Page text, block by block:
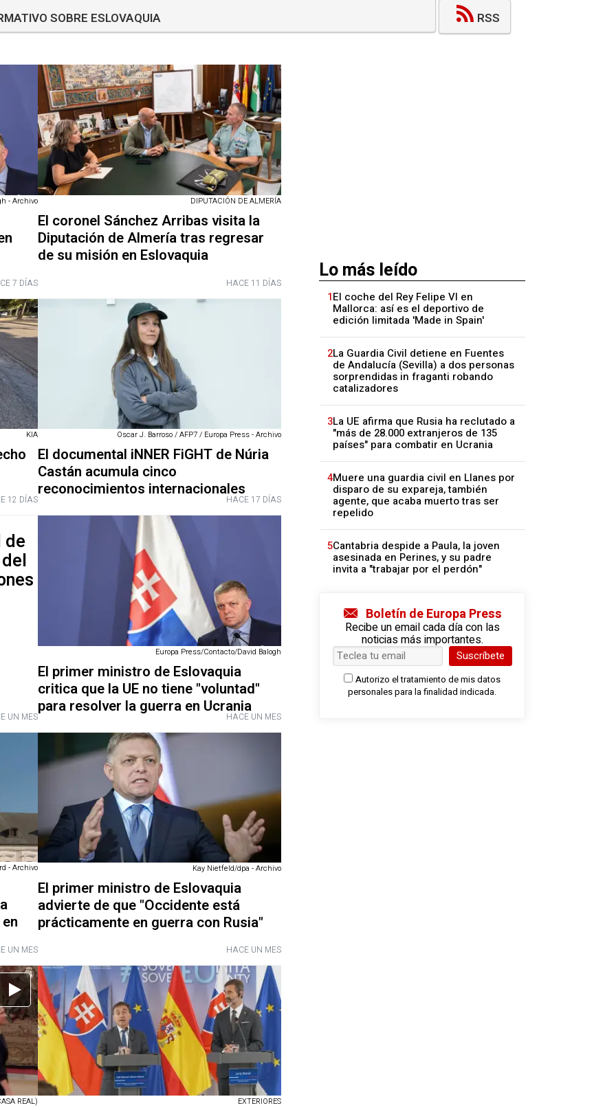
SOBRE ESLOVAQUIA RSS
- Archivo
7 DÍAS
DIPUTACIÓN DE ALMERÍA
El coronel Sánchez Arribas visita la
Diputación de Almería tras regresar
de su misión en Eslovaquia
HACE 11 DÍAS
KIA
12 DÍAS
Oscar J. Barroso / AFP7 / Europa Press - Archivo
El documental iNNER FiGHT de Núria
Castán acumula cinco
reconocimientos internacionalesHACE 17 DÍAS
de
UN MES
Europa Press/Contacto/David Balogh
El primer ministro de Eslovaquia
critica que la UE no tiene "voluntad"
para resolver la guerra en UcraniaHACE UN MES
- Archivo
UN MES
Kay Nietfeld/dpa - Archivo
El primer ministro de Eslovaquia
advierte de que "Occidente está
prácticamente en guerra con Rusia"
HACE UN MES
REAL) EXTERIORES
Lo más leído
1El coche del Rey Felipe VI en
Mallorca: así es el deportivo de
edición limitada 'Made in Spain'
2La Guardia Civil detiene en Fuentes
de Andalucía (Sevilla) a dos personas
sorprendidas in fraganti robando
catalizadores
3La UE afirma que Rusia ha reclutado a
"más de 28.000 extranjeros de 135
países" para combatir en Ucrania
4Muere una guardia civil en Llanes por
disparo de su expareja, también
agente, que acaba muerto tras ser
repelido
5Cantabria despide a Paula, la joven
asesinada en Perines, y su padre
invita a "trabajar por el perdón"
Boletín de Europa Press
Recibe un email cada día con las
noticias más importantes.
Suscríbete
Autorizo el tratamiento de mis datos
personales para la finalidad indicada.